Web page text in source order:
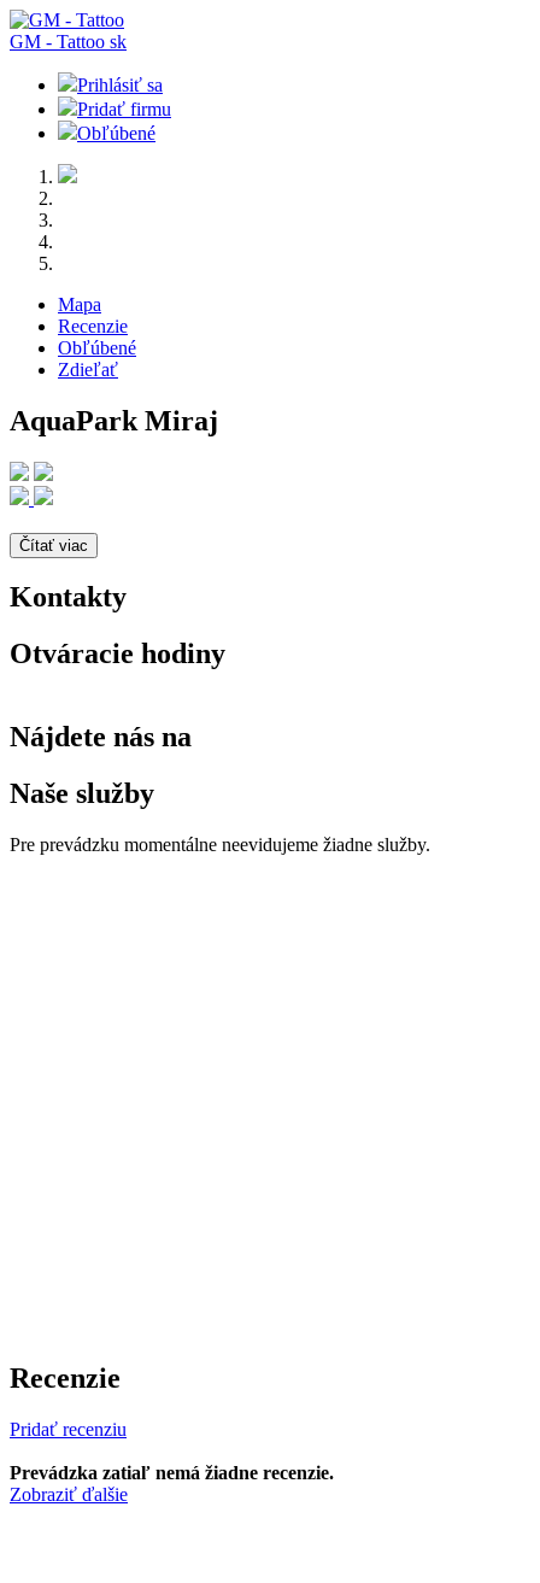
GM - Tattoo sk
Prihlásiť sa
Pridať firmu
Obľúbené
Mapa
Recenzie
Obľúbené
Zdieľať
AquaPark Miraj
Čítať viac
Kontakty
Otváracie hodiny
Nájdete nás na
Naše služby
Pre prevádzku momentálne neevidujeme žiadne služby.
Recenzie
Pridať recenziu
Prevádzka zatiaľ nemá žiadne recenzie.
Zobraziť ďalšie